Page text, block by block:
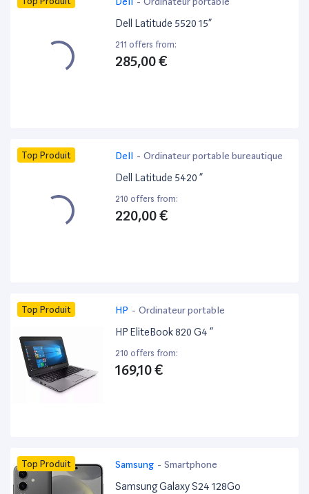
Dell Latitude 5520 15”
211 offers from:
285,00 €
Top Produit Dell - Ordinateur portable bureautique
Dell Latitude 5420 ”
210 offers from:
220,00 €
Top Produit HP - Ordinateur portable
HP EliteBook 820 G4 ”
210 offers from:
169,10 €
Top Produit Samsung - Smartphone
Samsung Galaxy S24 128Go